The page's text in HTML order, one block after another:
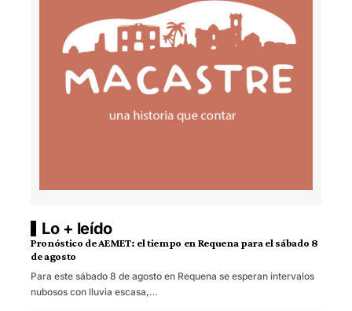
Lo + leído
Pronóstico de AEMET: el tiempo en Requena para el sábado 8
de agosto
Para este sábado 8 de agosto en Requena se esperan intervalos
nubosos con lluvia escasa,…